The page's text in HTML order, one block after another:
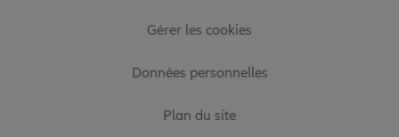
Gérer les cookies
Données personnelles
Plan du site